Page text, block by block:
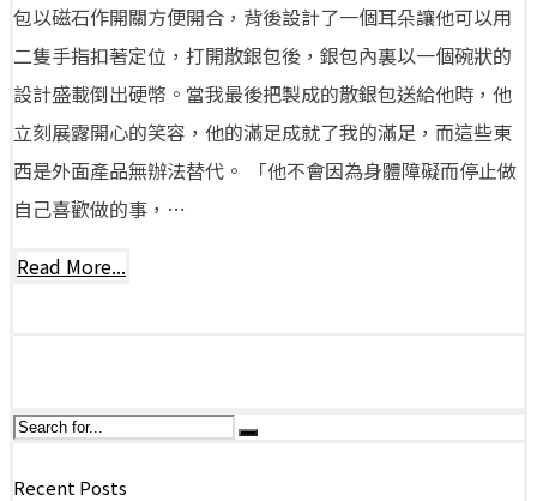
包以磁石作開關方便開合，背後設計了一個耳朵讓他可以用
二隻手指扣著定位，打開散銀包後，銀包內裏以一個碗狀的
設計盛載倒出硬幣。當我最後把製成的散銀包送給他時，他
立刻展露開心的笑容，他的滿足成就了我的滿足，而這些東
西是外面產品無辦法替代。 「他不會因為身體障礙而停止做
自己喜歡做的事，…
Read More...
Recent Posts